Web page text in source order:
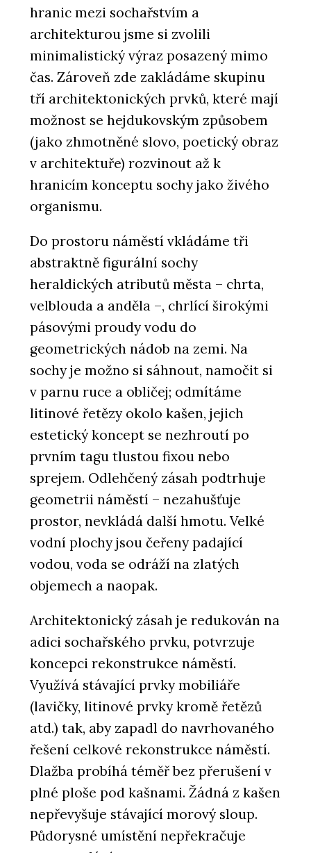
hranic mezi sochařstvím a
architekturou jsme si zvolili
minimalistický výraz posazený mimo
čas. Zároveň zde zakládáme skupinu
tří architektonických prvků, které mají
možnost se hejdukovským způsobem
(jako zhmotněné slovo, poetický obraz
v architektuře) rozvinout až k
hranicím konceptu sochy jako živého
organismu.
Do prostoru náměstí vkládáme tři
abstraktně figurální sochy
heraldických atributů města – chrta,
velblouda a anděla –, chrlící širokými
pásovými proudy vodu do
geometrických nádob na zemi. Na
sochy je možno si sáhnout, namočit si
v parnu ruce a obličej; odmítáme
litinové řetězy okolo kašen, jejich
estetický koncept se nezhroutí po
prvním tagu tlustou fixou nebo
sprejem. Odlehčený zásah podtrhuje
geometrii náměstí – nezahušťuje
prostor, nevkládá další hmotu. Velké
vodní plochy jsou čeřeny padající
vodou, voda se odráží na zlatých
objemech a naopak.
Architektonický zásah je redukován na
adici sochařského prvku, potvrzuje
koncepci rekonstrukce náměstí.
Využívá stávající prvky mobiliáře
(lavičky, litinové prvky kromě řetězů
atd.) tak, aby zapadl do navrhovaného
řešení celkové rekonstrukce náměstí.
Dlažba probíhá téměř bez přerušení v
plné ploše pod kašnami. Žádná z kašen
nepřevyšuje stávající morový sloup.
Půdorysné umístění nepřekračuje